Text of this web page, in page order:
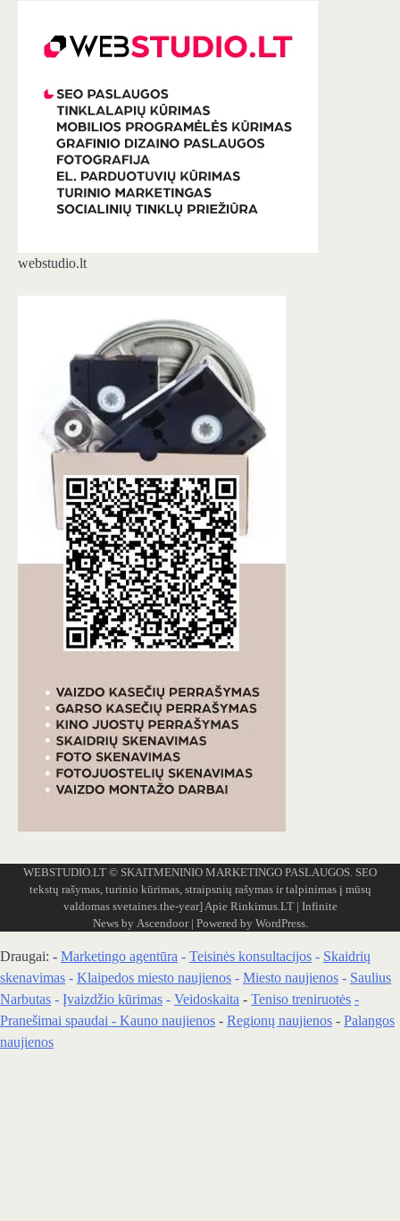
webstudio.lt
WEBSTUDIO.LT © SKAITMENINIO MARKETINGO PASLAUGOS. SEO
tekstų rašymas, turinio kūrimas, straipsnių rašymas ir talpinimas į mūsų
valdomas svetaines.the-year] Apie Rinkimus.LT| Infinite
News by Ascendoor| Powered by WordPress.
Draugai: - Marketingo agentūra - Teisinės konsultacijos - Skaidrių
skenavimas - Klaipedos miesto naujienos - Miesto naujienos - Saulius
Narbutas - Įvaizdžio kūrimas - Veidoskaita - Teniso treniruotės -
Pranešimai spaudai - Kauno naujienos - Regionų naujienos - Palangos
naujienos